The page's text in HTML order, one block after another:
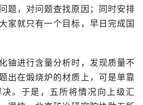
题，对问题查找原因；同时安排
家就只有一个目标，早日完成国
铀进行含量分析时，发现质量不
出在煅烧炉的材质上，可是单靠
。于是，五所将情况向上级汇